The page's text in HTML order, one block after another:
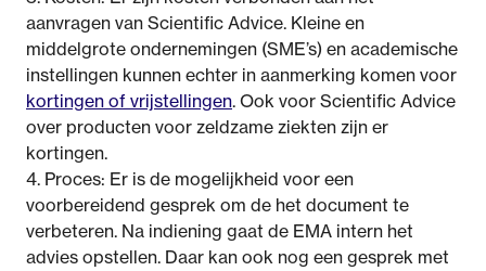
aanvragen van Scientific Advice. Kleine en
middelgrote ondernemingen (SME’s) en academische
instellingen kunnen echter in aanmerking komen voor
kortingen of vrijstellingen. Ook voor Scientific Advice
over producten voor zeldzame ziekten zijn er
kortingen.
4. Proces: Er is de mogelijkheid voor een
voorbereidend gesprek om de het document te
verbeteren. Na indiening gaat de EMA intern het
advies opstellen. Daar kan ook nog een gesprek met